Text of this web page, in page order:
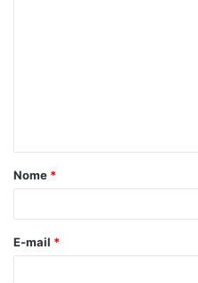
á
r
*
Nome *
E-mail *